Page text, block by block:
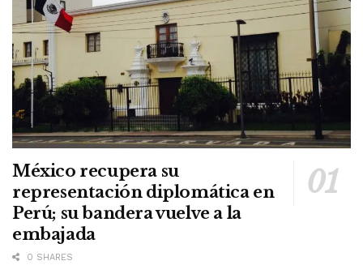
México recupera su
representación diplomática en
Perú; su bandera vuelve a la
embajada
0 SHARES